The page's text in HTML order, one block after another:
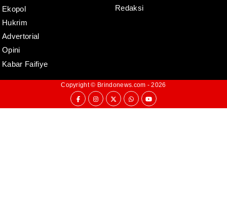
Ekopol
Hukrim
Advertorial
Opini
Kabar Faifiye
Redaksi
Copyright © Brindonews.com - 2026